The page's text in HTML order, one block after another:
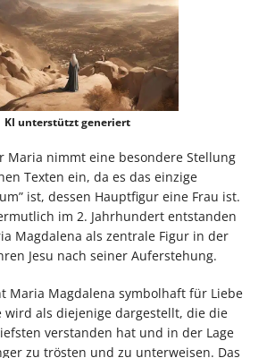
KI unterstützt generiert
Maria nimmt eine besondere Stellung
Texten ein, da es das einzige
ist, dessen Hauptfigur eine Frau ist.
im 2. Jahrhundert entstanden
Magdalena als zentrale Figur in der
Jesu nach seiner Auferstehung.
Maria Magdalena symbolhaft für Liebe
wird als diejenige dargestellt, die die
verstanden hat und in der Lage
zu trösten und zu unterweisen. Das